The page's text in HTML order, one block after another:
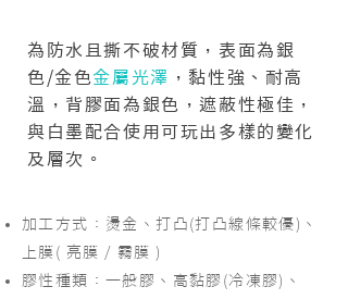
為防水且撕不破材質，表面為銀
色/金色金屬光澤 ，黏性強、耐高
溫，背膠面為銀色，遮蔽性極佳，
與白墨配合使用可玩出多樣的變化
及層次。
加工方式：燙金、打凸(打凸線條較優)、
上膜( 亮膜 / 霧膜 )
膠性種類：一般膠、高黏膠(冷凍膠)、